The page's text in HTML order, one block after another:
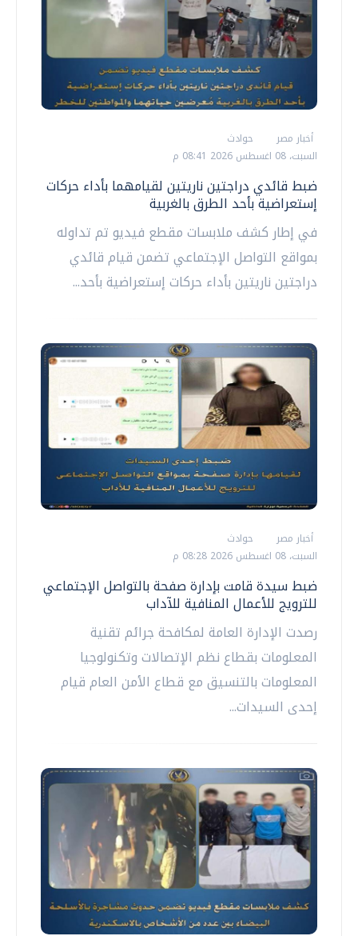
أخبار مصر
حوادث
السبت، 08 اغسطس 2026 08:41 م
ضبط قائدي دراجتين ناريتين لقيامهما بأداء حركات
إستعراضية بأحد الطرق بالغربية
في إطار كشف ملابسات مقطع فيديو تم تداوله
بمواقع التواصل الإجتماعي تضمن قيام قائدي
دراجتين ناريتين بأداء حركات إستعراضية بأحد...
أخبار مصر
حوادث
السبت، 08 اغسطس 2026 08:28 م
ضبط سيدة قامت بإدارة صفحة بالتواصل الإجتماعي
للترويج للأعمال المنافية للآداب
رصدت الإدارة العامة لمكافحة جرائم تقنية
المعلومات بقطاع نظم الإتصالات وتكنولوجيا
المعلومات بالتنسيق مع قطاع الأمن العام قيام
إحدى السيدات...